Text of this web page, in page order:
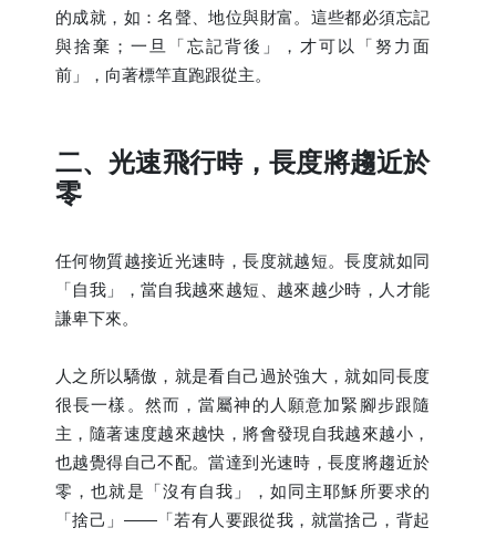
的成就，如：名聲、地位與財富。這些都必須忘記
與捨棄；一旦「忘記背後」，才可以「努力面
前」，向著標竿直跑跟從主。
二、光速飛行時，長度將趨近於
零
任何物質越接近光速時，長度就越短。長度就如同
「自我」，當自我越來越短、越來越少時，人才能
謙卑下來。
人之所以驕傲，就是看自己過於強大，就如同長度
很長一樣。然而，當屬神的人願意加緊腳步跟隨
主，隨著速度越來越快，將會發現自我越來越小，
也越覺得自己不配。當達到光速時，長度將趨近於
零，也就是「沒有自我」，如同主耶穌所要求的
「捨己」——「若有人要跟從我，就當捨己，背起